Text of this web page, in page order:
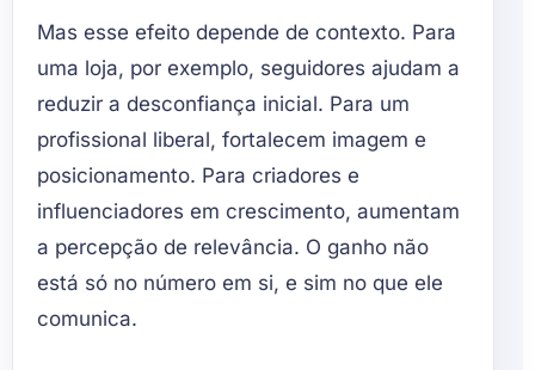
Mas esse efeito depende de contexto. Para
uma loja, por exemplo, seguidores ajudam a
reduzir a desconfiança inicial. Para um
profissional liberal, fortalecem imagem e
posicionamento. Para criadores e
influenciadores em crescimento, aumentam
a percepção de relevância. O ganho não
está só no número em si, e sim no que ele
comunica.